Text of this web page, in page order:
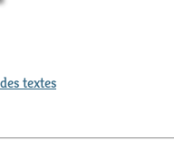
textes